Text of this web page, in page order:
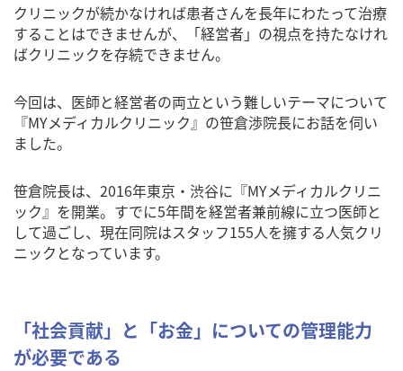
クリニックが続かなければ患者さんを長年にわたって治療
することはできませんが、「経営者」の視点を持たなけれ
ばクリニックを存続できません。
今回は、医師と経営者の両立という難しいテーマについて
『MYメディカルクリニック』の笹倉渉院長にお話を伺い
ました。
笹倉院長は、2016年東京・渋谷に『MYメディカルクリニ
ック』を開業。すでに5年間を経営者兼前線に立つ医師と
して過ごし、現在同院はスタッフ155人を擁する人気クリ
ニックとなっています。
「社会貢献」と「お金」についての管理能力
が必要である